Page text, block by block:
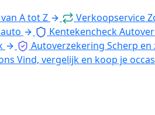
A tot Z Verkoopservice
Kentekencheck
Autoverzekering Scherp
Vind, vergelijk en koop je